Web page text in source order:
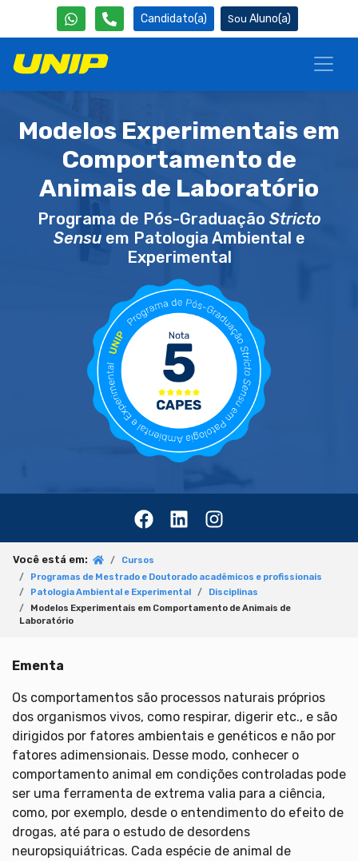
Candidato(a) Aluno(a)
Modelos Experimentais em
Comportamento de
Animais de Laboratório
Programa de Pós-Graduação Stricto
Sensuem Patologia Ambiental e
Experimental
Você está em:
Cursos
Programas de Mestrado e Doutorado acadêmicos e profissionais
Patologia Ambiental e Experimental
Disciplinas
Modelos Experimentais em Comportamento de Animais de
Laboratório
Ementa
Os comportamentos são processos naturais próprios
dos organismos vivos, como respirar, digerir etc., e são
dirigidos por fatores ambientais e genéticos e não por
fatores adimensionais. Desse modo, conhecer o
comportamento animal em condições controladas pode
ser uma ferramenta de extrema valia para a ciência,
como, por exemplo, desde o entendimento do efeito de
drogas, até para o estudo de desordens
neuropsiquiátricas. Cada espécie de animal de